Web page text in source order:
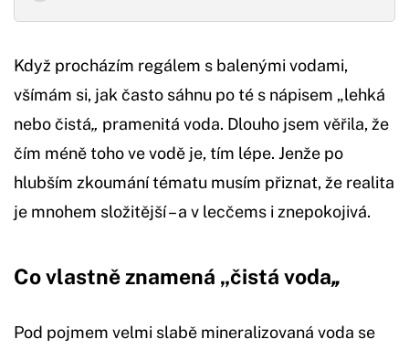
Když procházím regálem s balenými vodami,
všímám si, jak často sáhnu po té s nápisem „lehká
nebo čistá„ pramenitá voda. Dlouho jsem věřila, že
čím méně toho ve vodě je, tím lépe. Jenže po
hlubším zkoumání tématu musím přiznat, že realita
je mnohem složitější – a v lecčems i znepokojivá.
Co vlastně znamená „čistá voda„
Pod pojmem velmi slabě mineralizovaná voda se